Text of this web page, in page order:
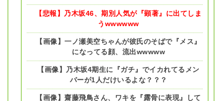
【悲報】乃木坂46、期別人気が『顕著』に出てしま
うwwwwww
【画像】一ノ瀬美空ちゃんが彼氏のそばで『メス』
になってる顔、流出wwwww
【画像】乃木坂4期生に『ガチ』でイカれてるメン
バーが1人だけいるよな？？？
【画像】齋藤飛鳥さん、ワキを『露骨に表現』して